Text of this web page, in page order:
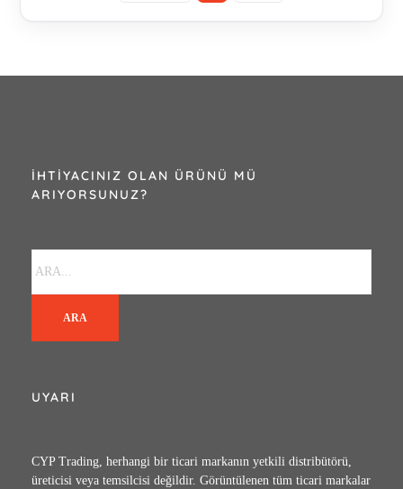
İHTIYACINIZ OLAN ÜRÜNÜ MÜ
ARIYORSUNUZ?
ARA
UYARI
CYP Trading, herhangi bir ticari markanın yetkili distribütörü,
üreticisi veya temsilcisi değildir. Görüntülenen tüm ticari markalar